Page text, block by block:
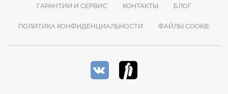
ГАРАНТИИ И СЕРВИС КОНТАКТЫ БЛОГ
ПОЛИТИКА КОНФИДЕНЦИАЛЬНОСТИ ФАЙЛЫ COOKIE